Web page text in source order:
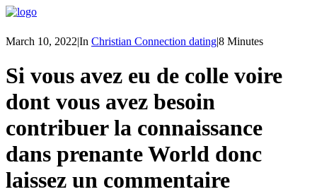
March 10, 2022|In Christian Connection dating|8 Minutes
Si vous avez eu de colle voire
dont vous avez besoin
contribuer la connaissance
dans prenante World donc
laissez un commentaire